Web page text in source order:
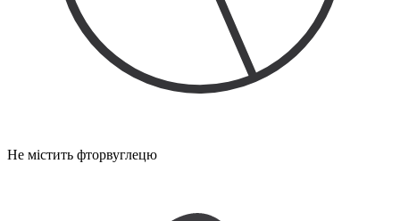
Не містить фторвуглецю